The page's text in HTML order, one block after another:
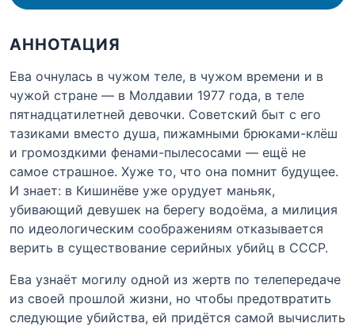
АННОТАЦИЯ
Ева очнулась в чужом теле, в чужом времени и в
чужой стране — в Молдавии 1977 года, в теле
пятнадцатилетней девочки. Советский быт с его
тазиками вместо душа, пижамными брюками-клёш
и громоздкими фенами-пылесосами — ещё не
самое страшное. Хуже то, что она помнит будущее.
И знает: в Кишинёве уже орудует маньяк,
убивающий девушек на берегу водоёма, а милиция
по идеологическим соображениям отказывается
верить в существование серийных убийц в СССР.
Ева узнаёт могилу одной из жертв по телепередаче
из своей прошлой жизни, но чтобы предотвратить
следующие убийства, ей придётся самой вычислить